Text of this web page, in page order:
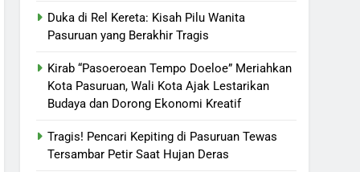
Duka di Rel Kereta: Kisah Pilu Wanita
Pasuruan yang Berakhir Tragis
Kirab “Pasoeroean Tempo Doeloe” Meriahkan
Kota Pasuruan, Wali Kota Ajak Lestarikan
Budaya dan Dorong Ekonomi Kreatif
Tragis! Pencari Kepiting di Pasuruan Tewas
Tersambar Petir Saat Hujan Deras